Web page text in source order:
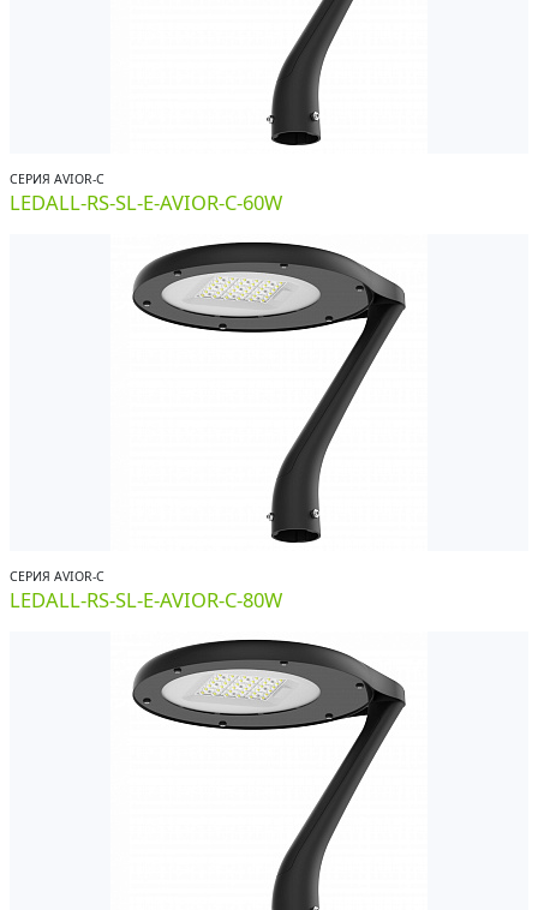
СЕРИЯ AVIOR-С
LEDALL-RS-SL-E-AVIOR-C-60W
СЕРИЯ AVIOR-С
LEDALL-RS-SL-E-AVIOR-C-80W